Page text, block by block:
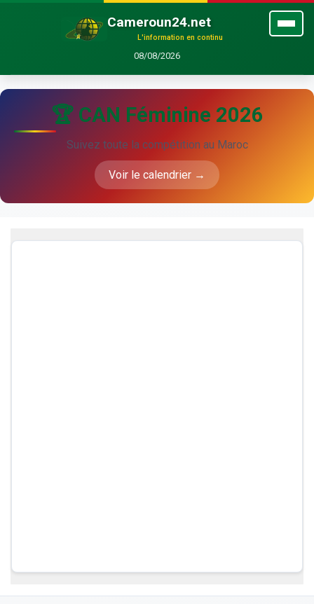
Cameroun24.net
L'information en continu
08/08/2026
🏆 CAN Féminine 2026
Suivez toute la compétition au Maroc
Voir le calendrier →